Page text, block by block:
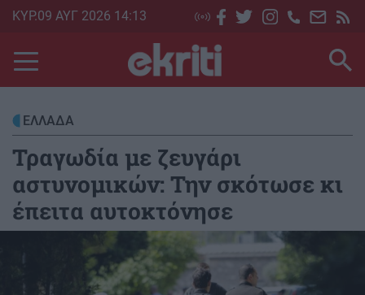
Skip
main
content
ΚΥΡ.09 ΑΥΓ 2026 14:13
ΕΛΛΑΔΑ
Τραγωδία με ζευγάρι
αστυνομικών: Την σκότωσε κι
έπειτα αυτοκτόνησε